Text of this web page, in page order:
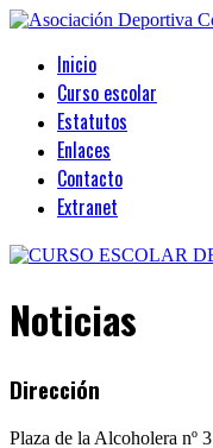
Inicio
Curso escolar
Estatutos
Enlaces
Contacto
Extranet
Noticias
Dirección
Plaza de la Alcoholera nº 3